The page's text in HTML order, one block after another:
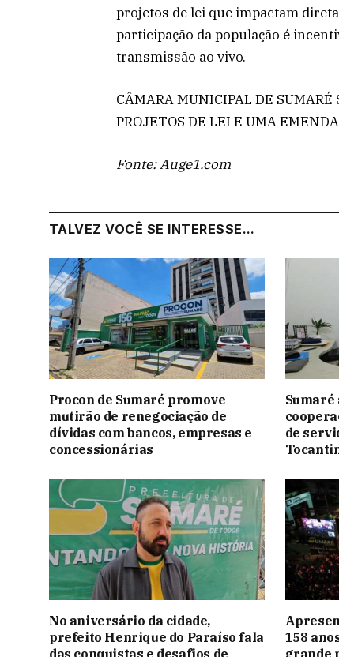
projetos de lei que impactam
participação da população é
transmissão ao vivo.
CÂMARA MUNICIPAL DE SUMARÉ
PROJETOS DE LEI E UMA
Fonte: Auge1.com
TALVEZ VOCÊ SE INTERESSE...
Procon de Sumaré promove
mutirão de renegociação de
dívidas com bancos, empresas e
concessionárias
Sumaré
de
No aniversário da cidade,
prefeito Henrique do Paraíso fala
das conquistas e desafios de
158
grande